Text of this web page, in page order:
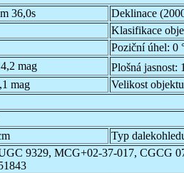
36,0s
Deklinace
Klasifikace
Poziční úhel: 0
mag Plošná jasnost:
mag
Velikost
Typ
9329, MCG+02-37-017, CGCG